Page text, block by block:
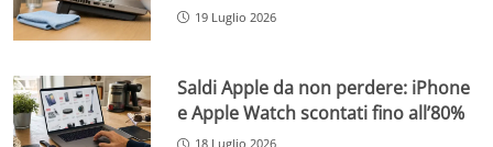
19 Luglio 2026
Saldi Apple da non perdere: iPhone
e Apple Watch scontati fino all’80%
18 Luglio 2026